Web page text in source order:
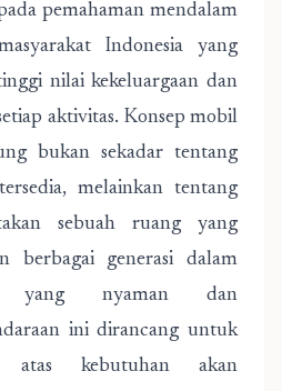
pemahaman mendalam
Indonesia yang
nilai kekeluargaan dan
aktivitas. Konsep mobil
bukan sekadar tentang
melainkan tentang
sebuah ruang yang
berbagai generasi dalam
yang nyaman dan
ini dirancang untuk
atas kebutuhan akan